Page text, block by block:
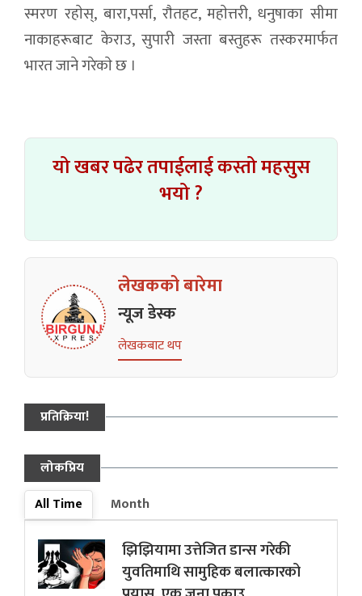
स्मरण रहाेस्, बारा,पर्सा, राैतहट, महाेत्तरी, धनुषाका सीमा
नाकाहरूबाट केराउ, सुपारी जस्ता बस्तुहरू तस्करमार्फत
भारत जाने गरेकाे छ ।
यो खबर पढेर तपाईलाई कस्तो महसुस
भयो ?
लेखकको बारेमा
न्यूज डेस्क
लेखकबाट थप
प्रतिक्रिया!
लोकप्रिय
All Time
Month
झिझियामा उत्तेजित डान्स गरेकी
युवतिमाथि सामुहिक बलात्कारको